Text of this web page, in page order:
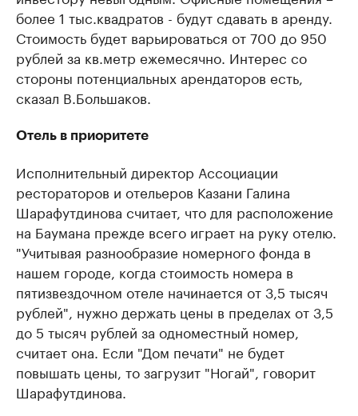
более 1 тыс.квадратов - будут сдавать в аренду.
Стоимость будет варьироваться от 700 до 950
рублей за кв.метр ежемесячно. Интерес со
стороны потенциальных арендаторов есть,
сказал В.Большаков.
Отель в приоритете
Исполнительный директор Ассоциации
рестораторов и отельеров Казани Галина
Шарафутдинова считает, что для расположение
на Баумана прежде всего играет на руку отелю.
"Учитывая разнообразие номерного фонда в
нашем городе, когда стоимость номера в
пятизвездочном отеле начинается от 3,5 тысяч
рублей", нужно держать цены в пределах от 3,5
до 5 тысяч рублей за одноместный номер,
считает она. Если "Дом печати" не будет
повышать цены, то загрузит "Ногай", говорит
Шарафутдинова.